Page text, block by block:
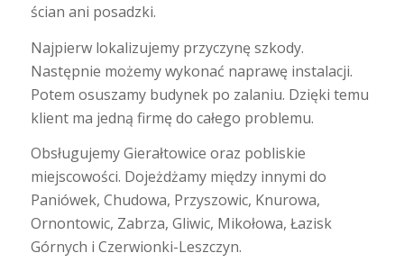
ścian ani posadzki.
Najpierw lokalizujemy przyczynę szkody.
Następnie możemy wykonać naprawę instalacji.
Potem osuszamy budynek po zalaniu. Dzięki temu
klient ma jedną firmę do całego problemu.
Obsługujemy Gierałtowice oraz pobliskie
miejscowości. Dojeżdżamy między innymi do
Paniówek, Chudowa, Przyszowic, Knurowa,
Ornontowic, Zabrza, Gliwic, Mikołowa, Łazisk
Górnych i Czerwionki-Leszczyn.